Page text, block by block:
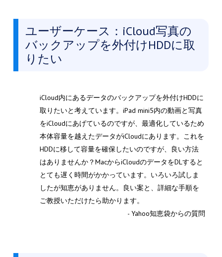
ユーザーケース：iCloud写真の
バックアップを外付けHDDに取
りたい
iCloud内にあるデータのバックアップを外付けHDDに
取りたいと考えています。iPad mini5内の動画と写真
をiCloudにあげているのですが、最適化しているため
本体容量を越えたデータがiCloudにあります。これを
HDDに移して容量を確保したいのですが、良い方法
はありませんか？MacからiCloudのデータをDLすると
とても遅く時間がかかっています。いろいろ試しま
したが知恵がありません。良い案と、詳細な手順を
ご教授いただけたら助かります。
- Yahoo知恵袋からの質問